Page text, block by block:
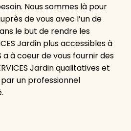
Nous sommes là pour
de vous avec l’un de
le but de rendre les
Jardin plus accessibles à
a à coeur de vous fournir des
Jardin qualitatives et
un professionnel